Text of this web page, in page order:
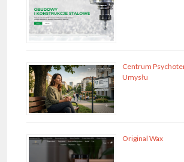
Centrum
Umysłu
Original Wax